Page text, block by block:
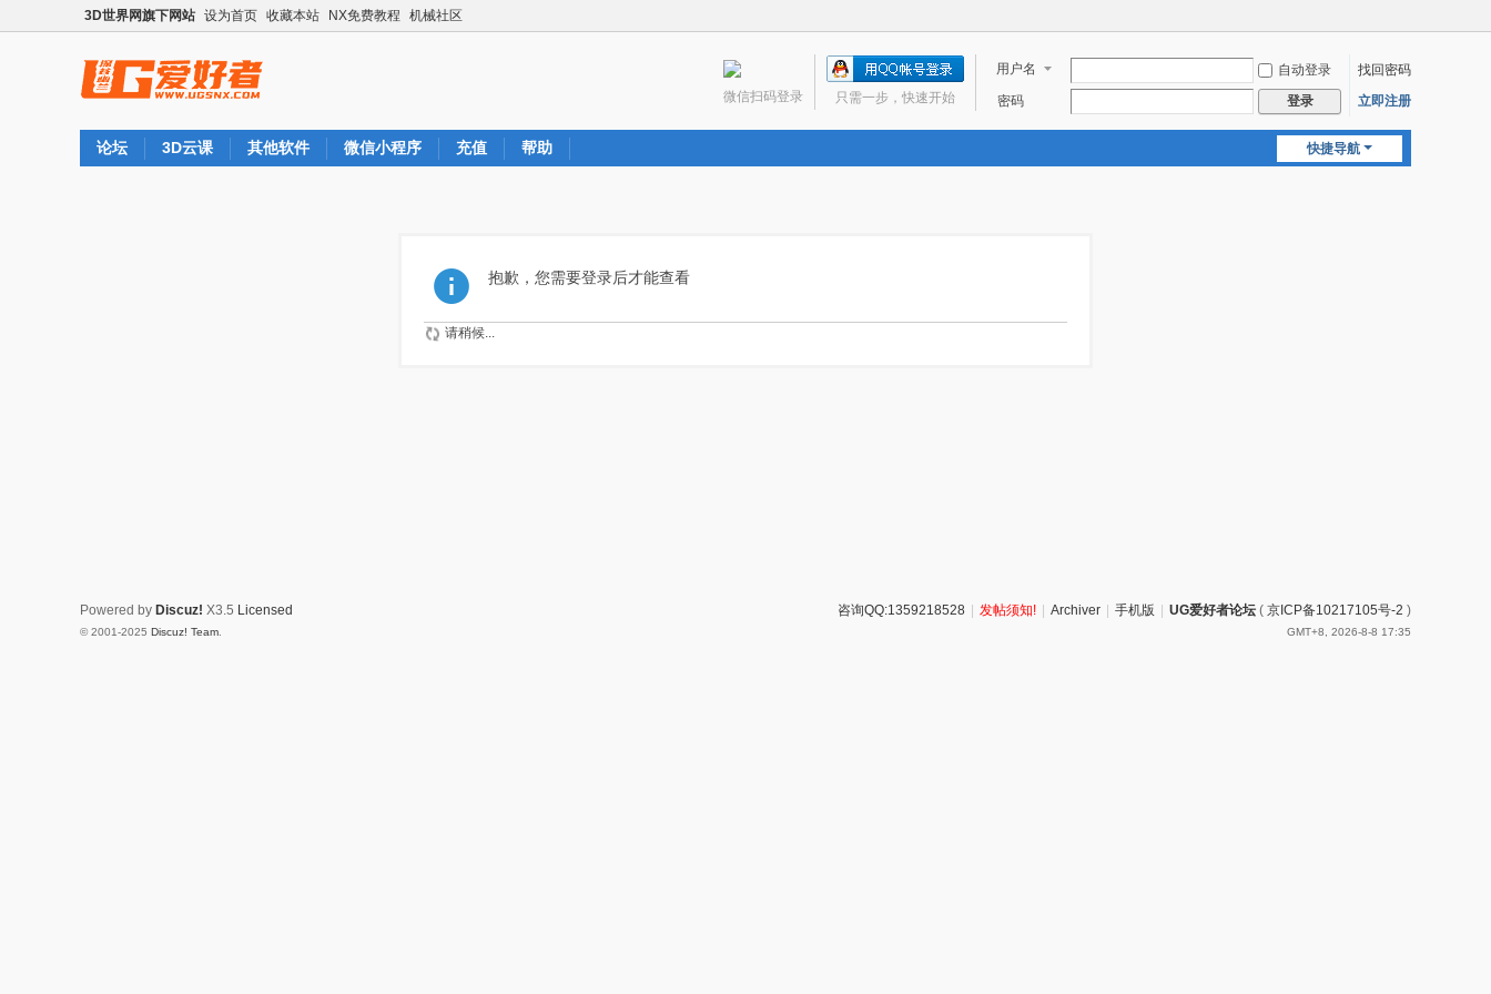
3D世界网旗下网站 设为首页 收藏本站 NX免费教程 机械社区
用户名 自动登录
找回密码
密码
登录 立即注册
只需一步，快速开始
微信扫码登录
快捷导航
论坛 3D云课 其他软件 微信小程序 充值 帮助
抱歉，您需要登录后才能查看
请稍候...
咨询QQ:1359218528 发帖须知! Archiver 手机版 UG爱好者论坛 ( 京ICP备10217105号-2 )
GMT+8, 2026-8-8 17:35
Powered by Discuz! X3.5 Licensed
© 2001-2025 Discuz! Team